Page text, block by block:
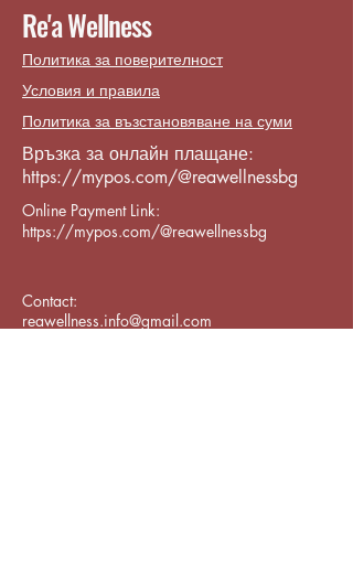
Re'a Wellness
Политика за поверителност
Условия и правила
Политика за възстановяване на суми
Връзка за онлайн плащане:
https://mypos.com/@reawellnessbg
Online Payment Link:
https://mypos.com/@reawellnessbg
Contact:
reawellness.info@gmail.com